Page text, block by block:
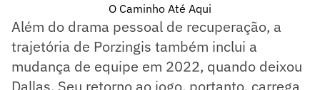
O Caminho Até Aqui
Além do drama pessoal de recuperação, a
trajetória de Porzingis também inclui a
mudança de equipe em 2022, quando deixou
Dallas. Seu retorno ao jogo, portanto, carrega